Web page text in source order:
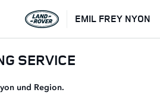
EMIL FREY NYON
SERVICE
und Region.